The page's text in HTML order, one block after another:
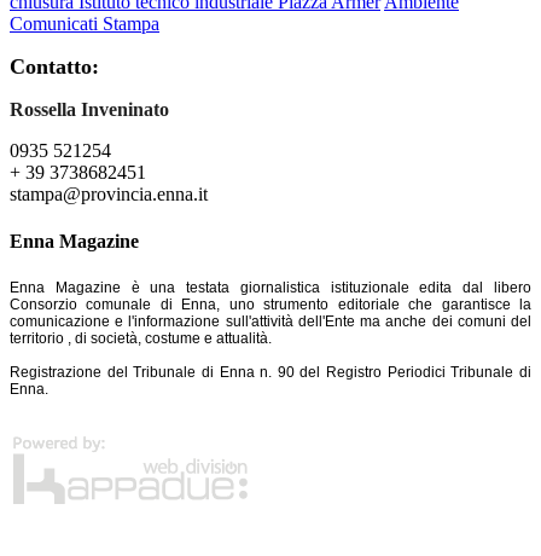
Comunicati Stampa
Contatto:
Rossella Inveninato
0935 521254
+ 39 3738682451
stampa@provincia.enna.it
Enna Magazine
Enna Magazine è una testata giornalistica istituzionale edita dal libero
Consorzio comunale di Enna, uno strumento editoriale che garantisce la
comunicazione e l'informazione sull'attività dell'Ente ma anche dei comuni del
territorio , di società, costume e attualità.
Registrazione del Tribunale di Enna n. 90 del Registro Periodici Tribunale di
Enna.